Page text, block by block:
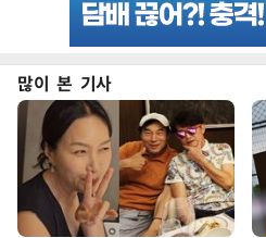
많이 본 기사